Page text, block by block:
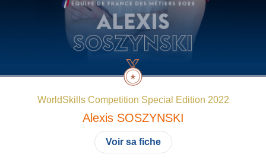
WorldSkills Competition Special Edition 2022
Alexis SOSZYNSKI
Voir sa fiche